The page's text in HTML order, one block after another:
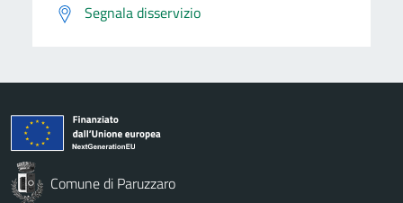
Segnala disservizio
Comune di Paruzzaro